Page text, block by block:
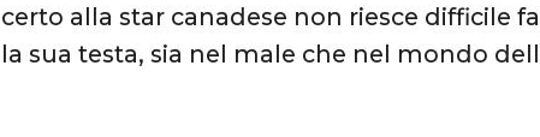
certo alla star canadese non riesce difficile
la sua testa, sia nel male che nel mondo